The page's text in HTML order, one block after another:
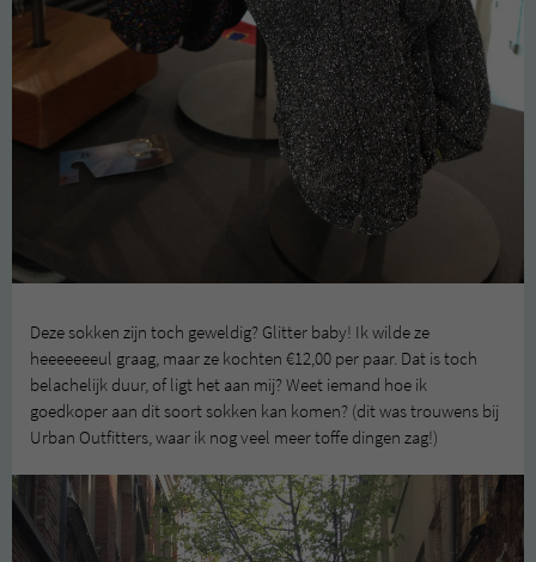
Deze sokken zijn toch geweldig? Glitter baby! Ik wilde ze
heeeeeeeul graag, maar ze kochten €12,00 per paar. Dat is toch
belachelijk duur, of ligt het aan mij? Weet iemand hoe ik
goedkoper aan dit soort sokken kan komen? (dit was trouwens bij
Urban Outfitters, waar ik nog veel meer toffe dingen zag!)